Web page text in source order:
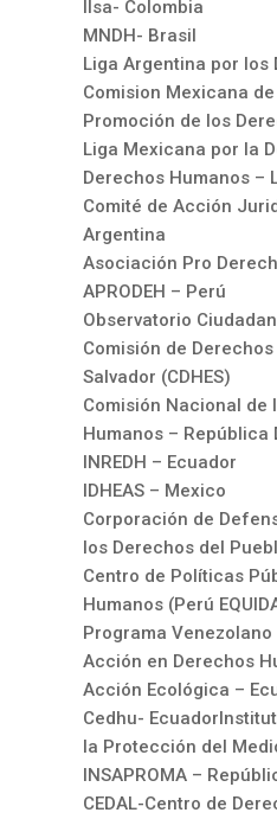
Ilsa- Colombia
MNDH- Brasil
Liga Argentina por los
Comision Mexicana
Promoción de los
Liga Mexicana por la
Derechos Humanos –
Comité de Acción
Argentina
Asociación Pro
APRODEH – Perú
Observatorio
Comisión de
Salvador (CDHES)
Comisión Nacional de
Humanos – República
INREDH – Ecuador
IDHEAS – Mexico
Corporación de
los Derechos del
Centro de Políticas
Humanos (Perú
Programa
Acción en Derechos
Acción Ecológica –
Cedhu-
la Protección del
INSAPROMA –
CEDAL-Centro de